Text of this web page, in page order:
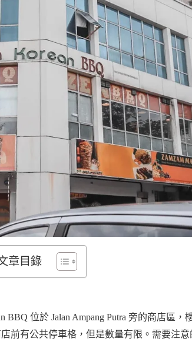
章目錄
位於 Jalan Ampang Putra 旁的商店區，
前有公共停車格，但是數量有限。需要注